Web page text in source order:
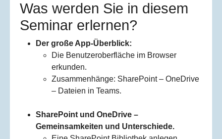
Was werden Sie in diesem
Seminar erlernen?
Der große App-Überblick:
Die Benutzeroberfläche im Browser
erkunden.
Zusammenhänge: SharePoint – OneDrive
– Dateien in Teams.
SharePoint und OneDrive –
Gemeinsamkeiten und Unterschiede.